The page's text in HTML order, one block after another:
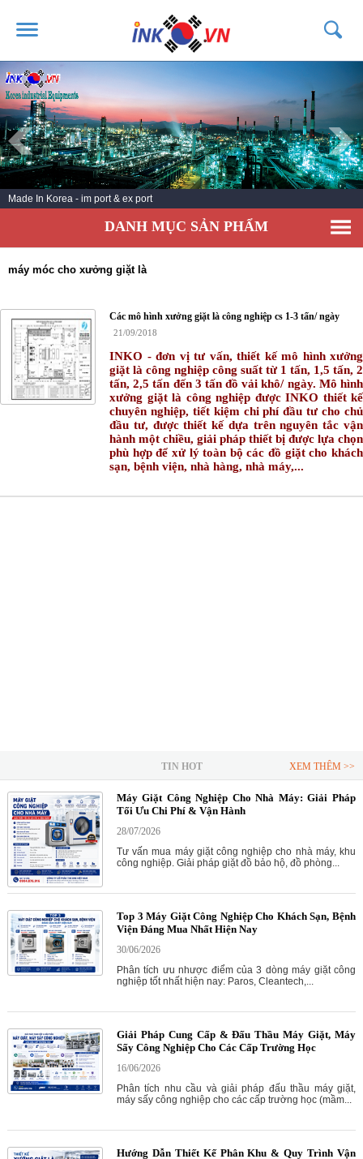
TRANG CHỦ
GIỚI THIỆU
SẢN PHẨM
DỊCH VỤ
TIN TỨC
KHÁCH HÀNG
Made In Korea - im port & ex port
DANH MỤC SẢN PHẨM
máy móc cho xưởng giặt là
Các mô hình xưởng giặt là công nghiệp cs 1-3 tấn/ ngày
21/09/2018
INKO - đơn vị tư vấn, thiết kế mô hình xưởng
giặt là công nghiệp công suất từ 1 tấn, 1,5 tấn, 2
tấn, 2,5 tấn đến 3 tấn đồ vải khô/ ngày. Mô hình
xưởng giặt là công nghiệp được INKO thiết kế
chuyên nghiệp, tiết kiệm chi phí đầu tư cho chủ
đầu tư, được thiết kế dựa trên nguyên tắc vận
hành một chiều, giải pháp thiết bị được lựa chọn
phù hợp để xử lý toàn bộ các đồ giặt cho khách
sạn, bệnh viện, nhà hàng, nhà máy,...
TIN HOT XEM THÊM >>
Máy Giặt Công Nghiệp Cho Nhà Máy: Giải Pháp
Tối Ưu Chi Phí & Vận Hành
28/07/2026
Tư vấn mua máy giặt công nghiệp cho nhà máy, khu
công nghiệp. Giải pháp giặt đồ bảo hộ, đồ phòng...
Top 3 Máy Giặt Công Nghiệp Cho Khách Sạn, Bệnh
Viện Đáng Mua Nhất Hiện Nay
30/06/2026
Phân tích ưu nhược điểm của 3 dòng máy giặt công
nghiệp tốt nhất hiện nay: Paros, Cleantech,...
Giải Pháp Cung Cấp & Đấu Thầu Máy Giặt, Máy
Sấy Công Nghiệp Cho Các Cấp Trường Học
16/06/2026
Phân tích nhu cầu và giải pháp đấu thầu máy giặt,
máy sấy công nghiệp cho các cấp trường học (mầm...
Hướng Dẫn Thiết Kế Phân Khu & Quy Trình Vận